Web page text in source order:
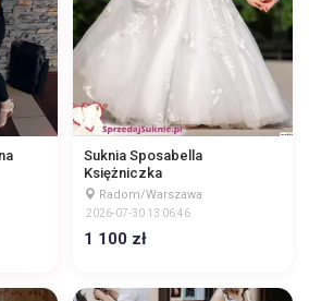
Suknia Sposabella
Księżniczka
Radom/Warszawa
2026-07-30 13:06:46
1 100 zł